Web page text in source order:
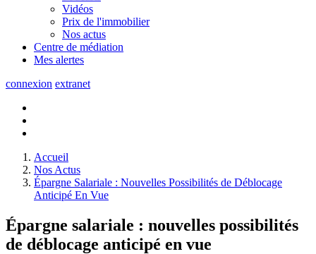
Vidéos
Prix de l'immobilier
Nos actus
Centre de médiation
Mes alertes
connexion extranet
Accueil
Nos Actus
Épargne Salariale : Nouvelles Possibilités de Déblocage
Anticipé En Vue
Épargne salariale : nouvelles possibilités
de déblocage anticipé en vue